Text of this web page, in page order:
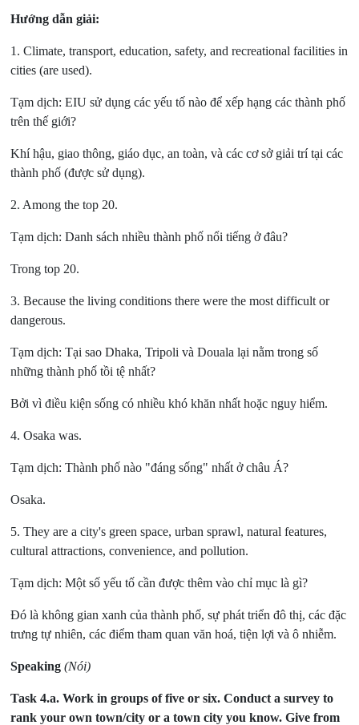
Hướng dẫn giải:
1. Climate, transport, education, safety, and recreational facilities in
cities (are used).
Tạm dịch: EIU sử dụng các yếu tố nào để xếp hạng các thành phố
trên thế giới?
Khí hậu, giao thông, giáo dục, an toàn, và các cơ sở giải trí tại các
thành phố (được sử dụng).
2. Among the top 20.
Tạm dịch: Danh sách nhiều thành phố nổi tiếng ở đâu?
Trong top 20.
3. Because the living conditions there were the most difficult or
dangerous.
Tạm dịch: Tại sao Dhaka, Tripoli và Douala lại nằm trong số
những thành phố tồi tệ nhất?
Bởi vì điều kiện sống có nhiều khó khăn nhất hoặc nguy hiểm.
4. Osaka was.
Tạm dịch: Thành phố nào "đáng sống" nhất ở châu Á?
Osaka.
5. They are a city's green space, urban sprawl, natural features,
cultural attractions, convenience, and pollution.
Tạm dịch: Một số yếu tố cần được thêm vào chỉ mục là gì?
Đó là không gian xanh của thành phố, sự phát triển đô thị, các đặc
trưng tự nhiên, các điểm tham quan văn hoá, tiện lợi và ô nhiễm.
Speaking(Nói)
Task 4.a.Work in groups of five or six. Conduct a survey to
rank your own town/city or a town city you know. Give from